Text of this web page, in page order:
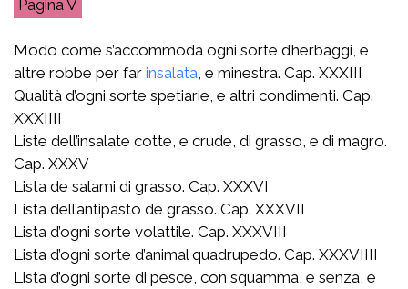
V
Modo come s’accommoda ogni sorte d’herbaggi, e
altre robbe per far insalata , e minestra. Cap. XXXIII
Qualità d’ogni sorte spetiarie, e altri condimenti. Cap.
XXXIIII
Liste dell’insalate cotte, e crude, di grasso, e di magro.
Cap. XXXV
Lista de salami di grasso. Cap. XXXVI
Lista dell’antipasto de grasso. Cap. XXXVII
Lista d’ogni sorte volattile. Cap. XXXVIII
Lista d’ogni sorte d’animal quadrupedo. Cap. XXXVIIII
Lista d’ogni sorte di pesce, con squamma, e senza, e